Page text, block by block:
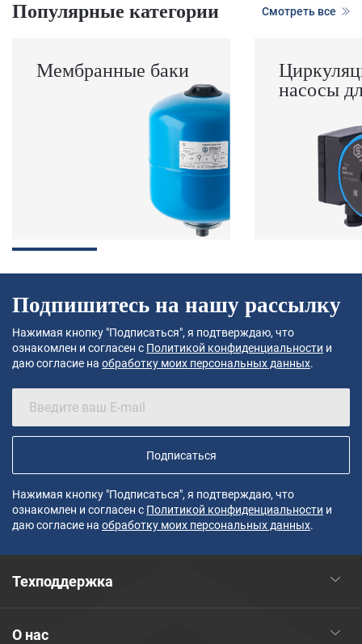
Популярные категории Смотреть все
Мембранные баки
насосы
Подпишитесь на нашу рассылку
Нажимая кнопку "Подписаться", я подтверждаю, что
ознакомлен и согласен с Политикой конфиденциальности и
даю согласие на обработку моих персональных данных.
Подписаться
Нажимая кнопку "Подписаться", я подтверждаю, что
ознакомлен и согласен с Политикой конфиденциальности и
даю согласие на обработку моих персональных данных.
О нас
Техподдержка